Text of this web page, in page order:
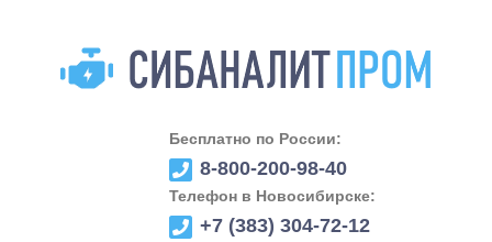
Бесплатно по России:
8-800-200-98-40
Телефон в Новосибирске:
+7 (383) 304-72-12